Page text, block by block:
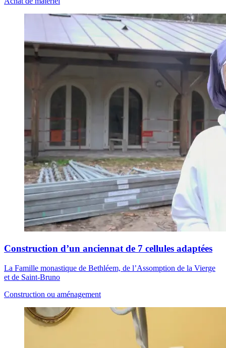
Construction d’un anciennat de 7 cellules adaptées
La Famille monastique de Bethléem, de l’Assomption de la Vierge
et de Saint-Bruno
Construction ou aménagement